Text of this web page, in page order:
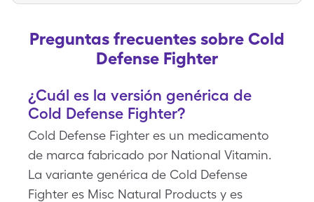
Preguntas frecuentes sobre Cold
Defense Fighter
¿Cuál es la versión genérica de
Cold Defense Fighter?
Cold Defense Fighter es un medicamento
de marca fabricado por National Vitamin.
La variante genérica de Cold Defense
Fighter es Misc Natural Products y es